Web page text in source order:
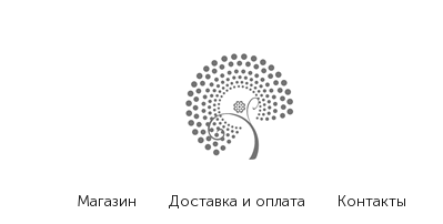
Магазин Доставка и оплата Контакты